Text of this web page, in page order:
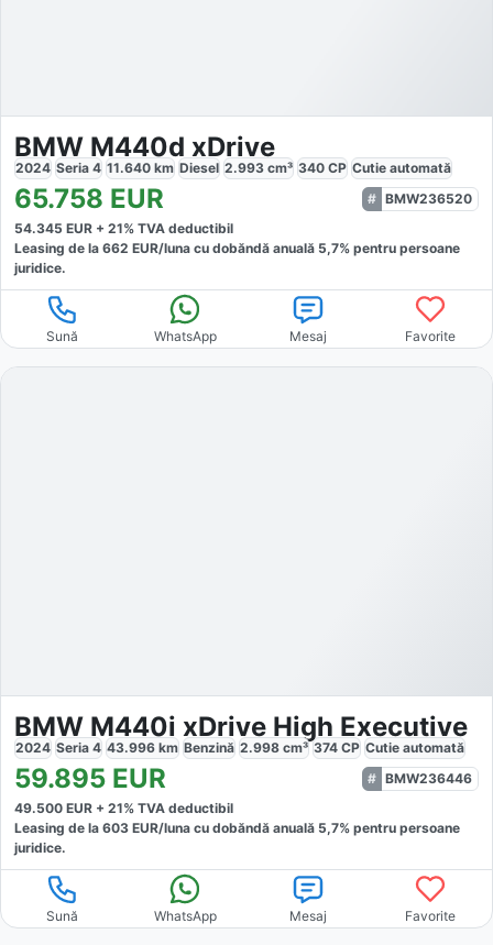
BMW M440d xDrive
2024 Seria 4 11.640 km Diesel 2.993 cm³ 340 CP Cutie automată
65.758 EUR
BMW236520
54.345 EUR + 21% TVA deductibil
Leasing de la 662 EUR/luna cu dobăndă anuală 5,7% pentru persoane
juridice.
Sună WhatsApp Mesaj Favorite
BMW M440i xDrive High Executive
2024 Seria 4 43.996 km Benzină 2.998 cm³ 374 CP Cutie automată
59.895 EUR
BMW236446
49.500 EUR + 21% TVA deductibil
Leasing de la 603 EUR/luna cu dobăndă anuală 5,7% pentru persoane
juridice.
Sună WhatsApp Mesaj Favorite